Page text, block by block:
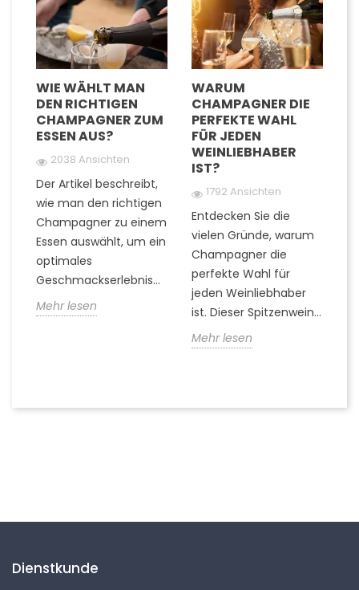
WIE WÄHLT MAN
DEN RICHTIGEN
CHAMPAGNER ZUM
ESSEN AUS?
2038 Ansichten
Der Artikel beschreibt,
wie man den richtigen
Champagner zu einem
Essen auswählt, um ein
optimales
Geschmackserlebnis...
Mehr lesen
WARUM
CHAMPAGNER DIE
PERFEKTE WAHL
FÜR JEDEN
WEINLIEBHABER
IST?
1792 Ansichten
Entdecken Sie die
vielen Gründe, warum
Champagner die
perfekte Wahl für
jeden Weinliebhaber
ist. Dieser Spitzenwein...
Mehr lesen
Dienstkunde